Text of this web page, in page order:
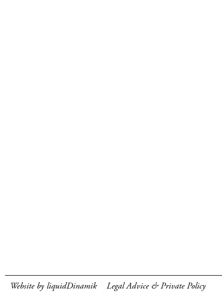
Website by liquidDinamik Legal Advice & Private Policy